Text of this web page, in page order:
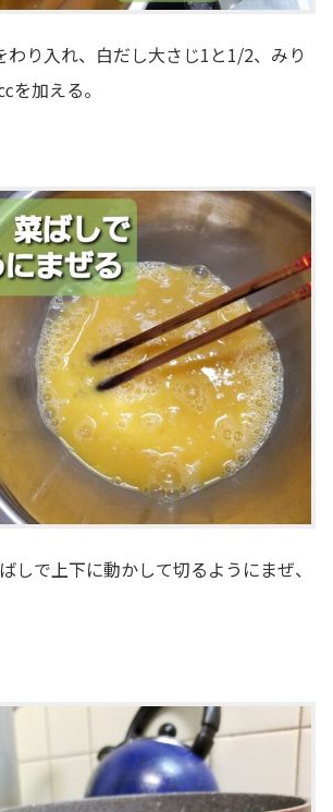
わり入れ、白だし大さじ1と1/2、みり
を加える。
しで上下に動かして切るようにまぜ、